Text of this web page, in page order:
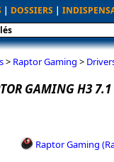
| DOSSIERS |
> Raptor Gaming >
GAMING H3
Raptor Gaming